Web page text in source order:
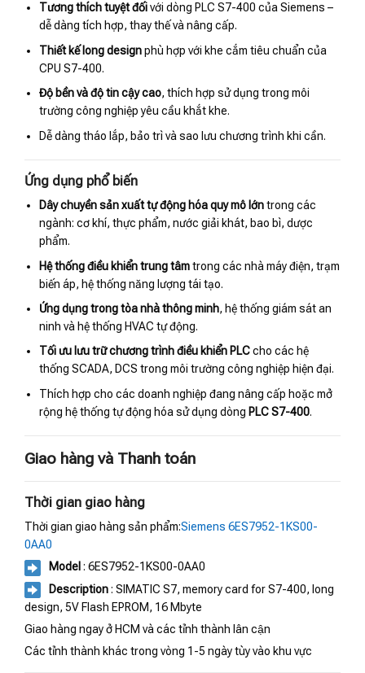
Tương thích tuyệt đốivới dòng PLC S7-400 của Siemens –
dễ dàng tích hợp, thay thế và nâng cấp.
Thiết kế long designphù hợp với khe cắm tiêu chuẩn của
CPU S7-400.
Độ bền và độ tin cậy cao, thích hợp sử dụng trong môi
trường công nghiệp yêu cầu khắt khe.
Dễ dàng tháo lắp, bảo trì và sao lưu chương trình khi cần.
Ứng dụng phổ biến
Dây chuyền sản xuất tự động hóa quy mô lớntrong các
ngành: cơ khí, thực phẩm, nước giải khát, bao bì, dược
phẩm.
Hệ thống điều khiển trung tâmtrong các nhà máy điện, trạm
biến áp, hệ thống năng lượng tái tạo.
Ứng dụng trong tòa nhà thông minh, hệ thống giám sát an
ninh và hệ thống HVAC tự động.
Tối ưu lưu trữ chương trình điều khiển PLCcho các hệ
thống SCADA, DCS trong môi trường công nghiệp hiện đại.
Thích hợp cho các doanh nghiệp đang nâng cấp hoặc mở
rộng hệ thống tự động hóa sử dụng dòng PLC S7-400.
Giao hàng và Thanh toán
Thời gian giao hàng
Thời gian giao hàng sản phẩm:Siemens 6ES7952-1KS00-
0AA0
Model : 6ES7952-1KS00-0AA0
Description: SIMATIC S7, memory card for S7-400, long
design, 5V Flash EPROM, 16 Mbyte
Giao hàng ngay ở HCM và các tỉnh thành lân cận
Các tỉnh thành khác trong vòng 1-5 ngày tùy vào khu vực